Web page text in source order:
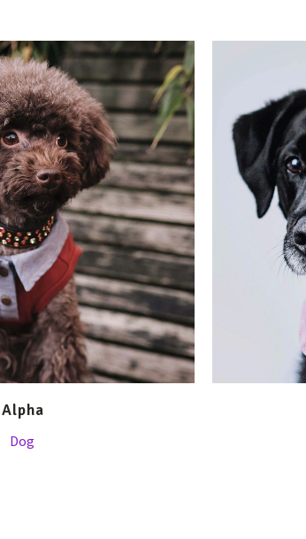
Alpha
Dog